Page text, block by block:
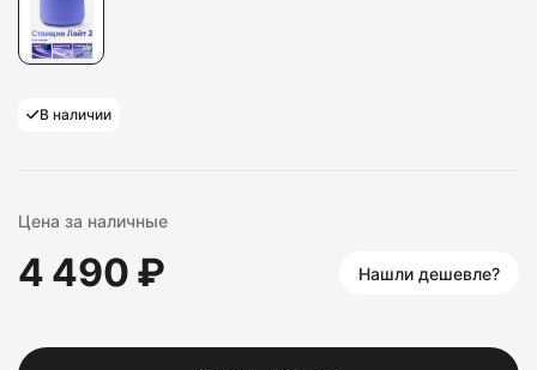
В наличии
Цена за наличные
4 490 ₽ Нашли дешевле?